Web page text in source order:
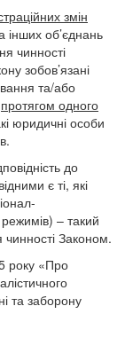
змін
інших об’єднань
чинності
зобов’язані
та/або
протягом одного
юридичні особи
до
є ті, які
режимів) – такий
Законом.
року «Про
та заборону